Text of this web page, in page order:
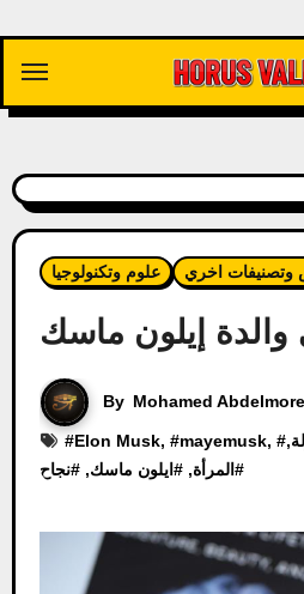
content
علوم وتكنولوجيا اخري
إيلون ماسك
By Mohamed
#Elon Musk, #mayemusk, #,
# المرأة, # ايلون ماسك, #نجاح